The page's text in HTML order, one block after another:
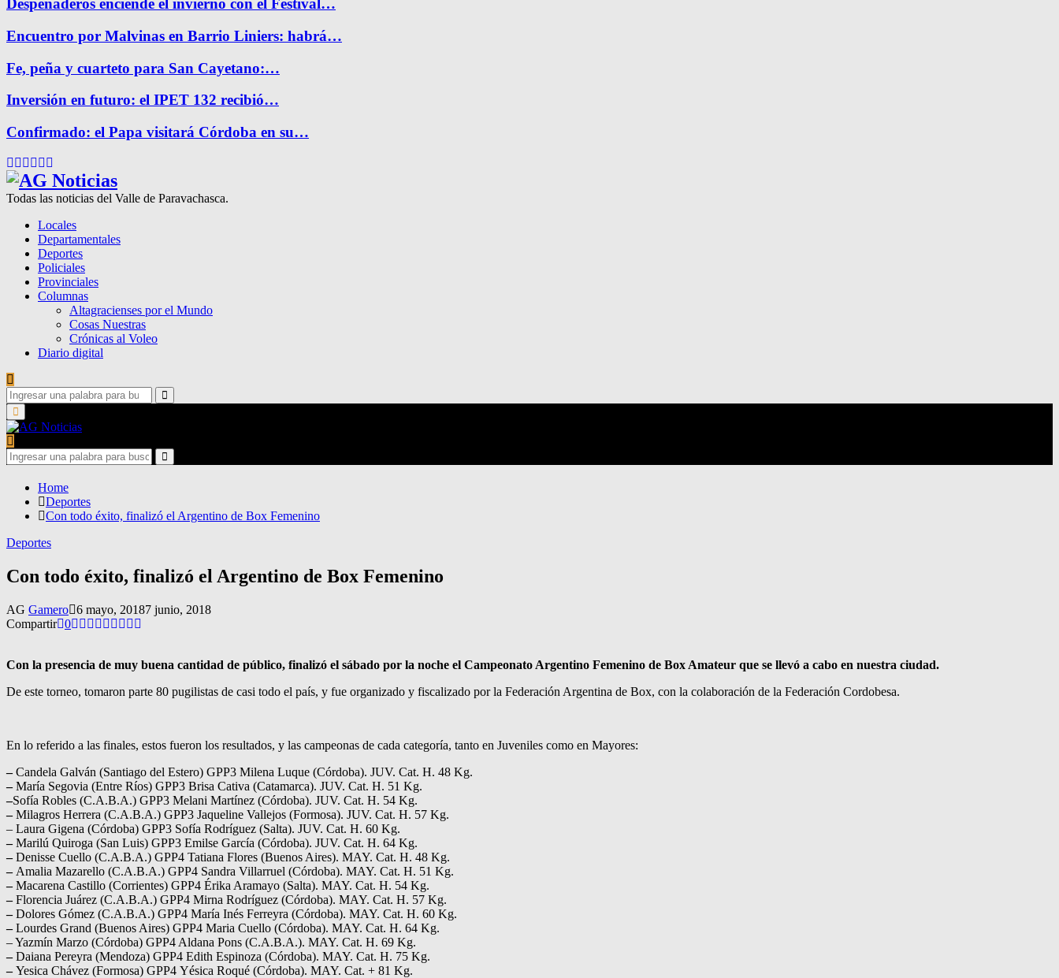
Despeñaderos enciende el invierno con el Festival…
Encuentro por Malvinas en Barrio Liniers: habrá…
Fe, peña y cuarteto para San Cayetano:…
Inversión en futuro: el IPET 132 recibió…
Confirmado: el Papa visitará Córdoba en su…
Facebook
Twitter
Instagram
Pinterest
Google
Todas las noticias del Valle de Paravachasca.
Locales
Departamentales
Deportes
Policiales
Provinciales
Columnas
Altagracienses por el Mundo
Cosas Nuestras
Crónicas al Voleo
Diario digital
Search
for:
Search
Primary
Menu
Search
for:
Search
Home
Deportes
Con todo éxito, finalizó el Argentino de Box Femenino
Deportes
Con todo éxito, finalizó el Argentino de Box Femenino
AG Gamero 6 mayo, 20187 junio, 2018
Compartir 0
Con la presencia de muy buena cantidad de público, finalizó el sábado por la noche el Campeonato Argentino Femenino de Box Amateur que se llevó a cabo en nuestra ciudad.
De este torneo, tomaron parte 80 pugilistas de casi todo el país, y fue organizado y fiscalizado por la Federación Argentina de Box, con la colaboración de la Federación Cordobesa.
En lo referido a las finales, estos fueron los resultados, y las campeonas de cada categoría, tanto en Juveniles como en Mayores:
–Candela Galván (Santiago del Estero) GPP3 Milena Luque (Córdoba). JUV. Cat. H. 48 Kg.
–María Segovia (Entre Ríos) GPP3 Brisa Cativa (Catamarca). JUV. Cat. H. 51 Kg.
–Sofía Robles (C.A.B.A.) GPP3 Melani Martínez (Córdoba). JUV. Cat. H. 54 Kg.
–Milagros Herrera (C.A.B.A.) GPP3 Jaqueline Vallejos (Formosa). JUV. Cat. H. 57 Kg.
– Laura Gigena (Córdoba) GPP3 Sofía Rodríguez (Salta). JUV. Cat. H. 60 Kg.
–Marilú Quiroga (San Luis) GPP3 Emilse García (Córdoba). JUV. Cat. H. 64 Kg.
–Denisse Cuello (C.A.B.A.) GPP4 Tatiana Flores (Buenos Aires). MAY. Cat. H. 48 Kg.
–Amalia Mazarello (C.A.B.A.) GPP4 Sandra Villarruel (Córdoba). MAY. Cat. H. 51 Kg.
–Macarena Castillo (Corrientes) GPP4 Érika Aramayo (Salta). MAY. Cat. H. 54 Kg.
–Florencia Juárez (C.A.B.A.) GPP4 Mirna Rodríguez (Córdoba). MAY. Cat. H. 57 Kg.
–Dolores Gómez (C.A.B.A.) GPP4 María Inés Ferreyra (Córdoba). MAY. Cat. H. 60 Kg.
–Lourdes Grand (Buenos Aires) GPP4 Maria Cuello (Córdoba). MAY. Cat. H. 64 Kg.
– Yazmín Marzo (Córdoba) GPP4 Aldana Pons (C.A.B.A.). MAY. Cat. H. 69 Kg.
–Daiana Pereyra (Mendoza) GPP4 Edith Espinoza (Córdoba). MAY. Cat. H. 75 Kg.
–Yesica Chávez (Formosa) GPP4 Yésica Roqué (Córdoba). MAY. Cat. + 81 Kg.